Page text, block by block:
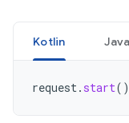
Kotlin Java
request. start()